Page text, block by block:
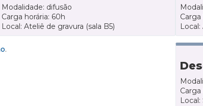
Carga
Modalidade: difusão
Carga horária: 60h
Local: Ateliê de gravura (sala B5)
Carga
Local:
.